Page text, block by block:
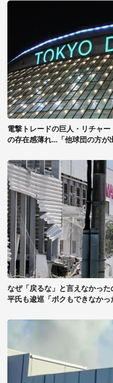
電撃トレードの巨人・リチャ
の存在感薄れ...「他球団の方が
なぜ「戻るな」と言えなかっ
平氏も逡巡「ボクもできなかっ